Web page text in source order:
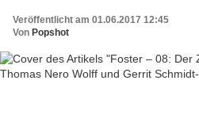
Veröffentlicht am 01.06.2017 12:45
Von Popshot